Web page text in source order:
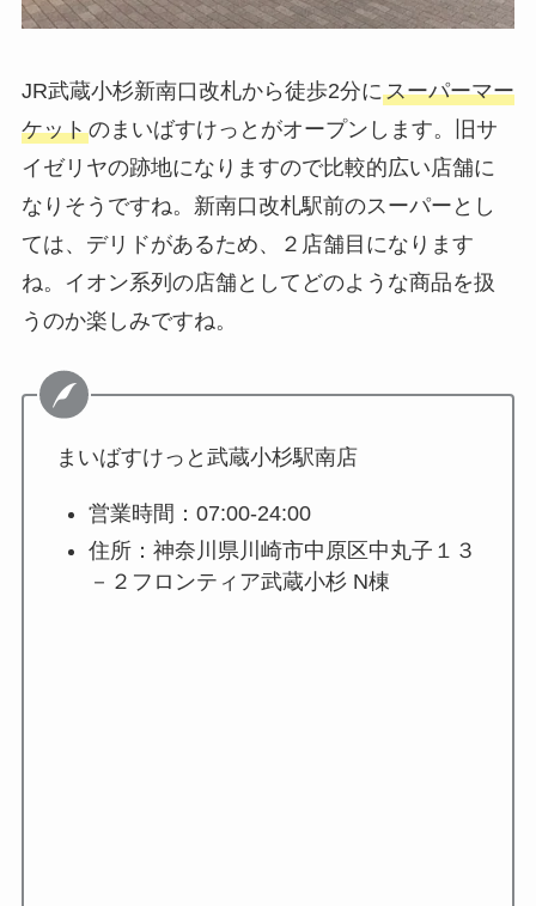
JR武蔵小杉新南口改札から徒歩2分にスーパーマー
ケットのまいばすけっとがオープンします。旧サ
イゼリヤの跡地になりますので比較的広い店舗に
なりそうですね。新南口改札駅前のスーパーとし
ては、デリドがあるため、２店舗目になります
ね。イオン系列の店舗としてどのような商品を扱
うのか楽しみですね。
まいばすけっと武蔵小杉駅南店
営業時間：07:00-24:00
住所：神奈川県川崎市中原区中丸子１３
－２フロンティア武蔵小杉 N棟